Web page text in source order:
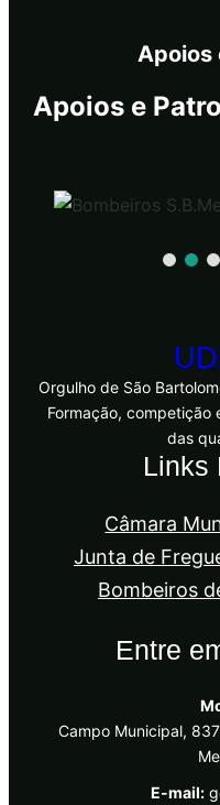
Apoios
Apoios e
Orgulho de São
Formação, competição
das
Links
Câmara
Junta de
Bombeiros
Entre
Campo Municipal,
E-mail: